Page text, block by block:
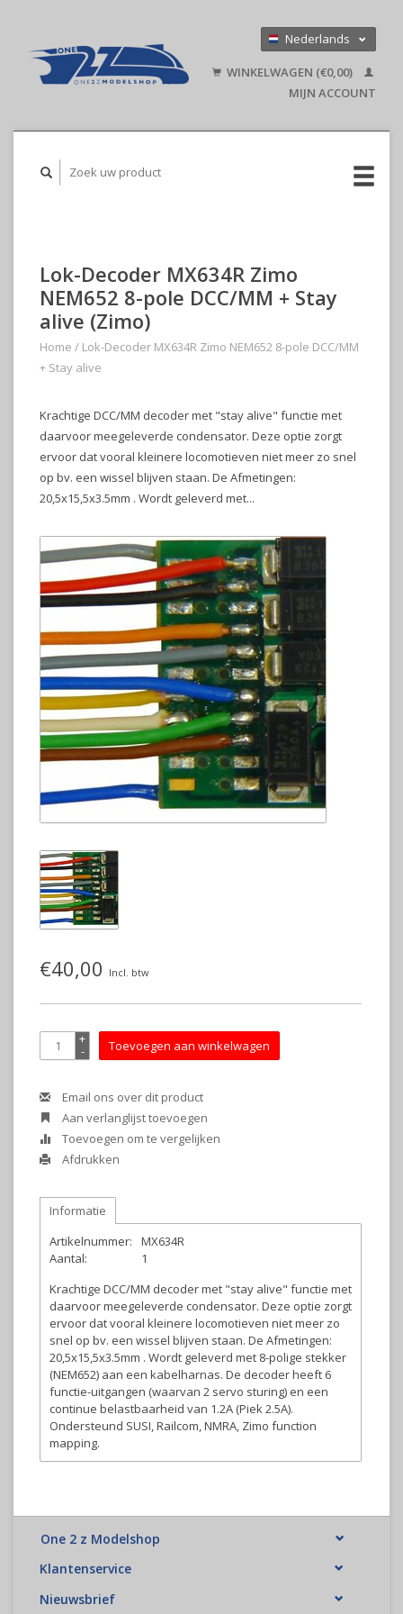
Nederlands
English
WINKELWAGEN (€0,00)
MIJN ACCOUNT
Lok-Decoder MX634R Zimo
NEM652 8-pole DCC/MM + Stay
alive (Zimo)
Home / Lok-Decoder MX634R Zimo NEM652 8-pole DCC/MM
+ Stay alive
Krachtige DCC/MM decoder met "stay alive" functie met
daarvoor meegeleverde condensator. Deze optie zorgt
ervoor dat vooral kleinere locomotieven niet meer zo snel
op bv. een wissel blijven staan. De Afmetingen:
20,5x15,5x3.5mm . Wordt geleverd met...
€40,00 Incl. btw
+
- Toevoegen aan winkelwagen
Email ons over dit product
Aan verlanglijst toevoegen
Toevoegen om te vergelijken
Afdrukken
Informatie
Artikelnummer:
MX634R
Aantal:
1
Krachtige DCC/MM decoder met "stay alive" functie met
daarvoor meegeleverde condensator. Deze optie zorgt
ervoor dat vooral kleinere locomotieven niet meer zo
snel op bv. een wissel blijven staan. De Afmetingen:
20,5x15,5x3.5mm . Wordt geleverd met 8-polige stekker
(NEM652) aan een kabelharnas. De decoder heeft 6
functie-uitgangen (waarvan 2 servo sturing) en een
continue belastbaarheid van 1.2A (Piek 2.5A).
Ondersteund SUSI, Railcom, NMRA, Zimo function
mapping.
One 2 z Modelshop
Klantenservice
Nieuwsbrief